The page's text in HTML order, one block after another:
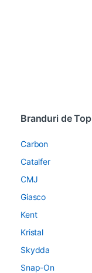
Branduri de Top
Carbon
Catalfer
CMJ
Giasco
Kent
Kristal
Skydda
Snap-On